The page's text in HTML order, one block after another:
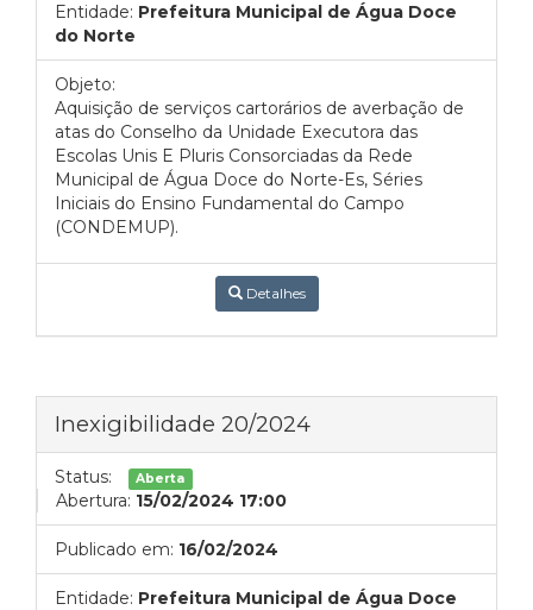
Entidade: Prefeitura Municipal de Água Doce
do Norte
Objeto:
Aquisição de serviços cartorários de averbação de
atas do Conselho da Unidade Executora das
Escolas Unis E Pluris Consorciadas da Rede
Municipal de Água Doce do Norte-Es, Séries
Iniciais do Ensino Fundamental do Campo
(CONDEMUP).
Detalhes
Inexigibilidade 20/2024
Status: Aberta
Abertura: 15/02/2024 17:00
Publicado em: 16/02/2024
Entidade: Prefeitura Municipal de Água Doce